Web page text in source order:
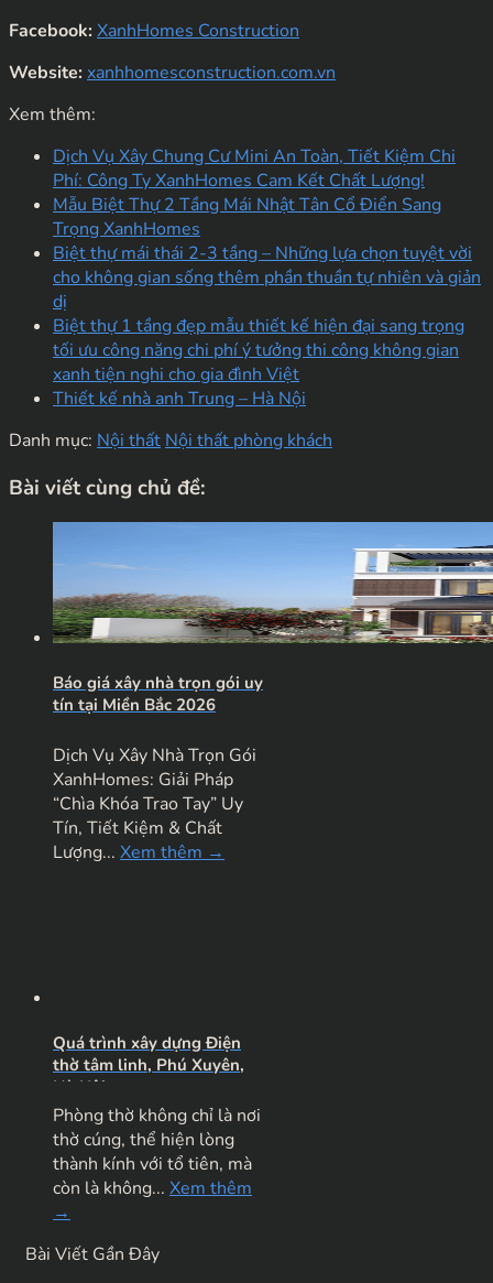
Facebook:XanhHomes Construction
Website:xanhhomesconstruction.com.vn
Xem thêm:
Dịch Vụ Xây Chung Cư Mini An Toàn, Tiết Kiệm Chi
Phí: Công Ty XanhHomes Cam Kết Chất Lượng!
Mẫu Biệt Thự 2 Tầng Mái Nhật Tân Cổ Điển Sang
Trọng XanhHomes
Biệt thự mái thái 2-3 tầng – Những lựa chọn tuyệt vời
cho không gian sống thêm phần thuần tự nhiên và giản
dị
Biệt thự 1 tầng đẹp mẫu thiết kế hiện đại sang trọng
tối ưu công năng chi phí ý tưởng thi công không gian
xanh tiện nghi cho gia đình Việt
Thiết kế nhà anh Trung – Hà Nội
Danh mục: Nội thất Nội thất phòng khách
Bài viết cùng chủ đề:
Báo giá xây nhà trọn gói uy
tín tại Miền Bắc 2026
Dịch Vụ Xây Nhà Trọn Gói
XanhHomes: Giải Pháp
“Chìa Khóa Trao Tay” Uy
Tín, Tiết Kiệm & Chất
Lượng... Xem thêm →
Quá trình xây dựng Điện
thờ tâm linh, Phú Xuyên,
Hà Nội
Phòng thờ không chỉ là nơi
thờ cúng, thể hiện lòng
thành kính với tổ tiên, mà
còn là không... Xem thêm
→
Bài Viết Gần Đây